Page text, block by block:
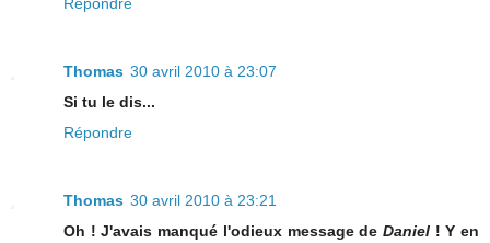
Répondre
Thomas 30 avril 2010 à 23:07
Si tu le dis...
Répondre
Thomas 30 avril 2010 à 23:21
Oh ! J'avais manqué l'odieux message de Daniel! Y en